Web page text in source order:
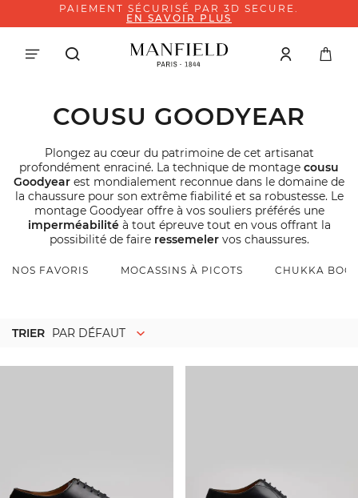
PAIEMENT SÉCURISÉ PAR 3D SECURE.
EN SAVOIR PLUS
COUSU GOODYEAR
Plongez au cœur du patrimoine de cet artisanat
profondément enraciné. La technique de montage cousu
Goodyear est mondialement reconnue dans le domaine de
la chaussure pour son extrême fiabilité et sa robustesse. Le
montage Goodyear offre à vos souliers préférés une
imperméabilité à tout épreuve tout en vous offrant la
possibilité de faire ressemeler vos chaussures.
NOS FAVORIS MOCASSINS À PICOTS CHUKKA
TRIER PAR DÉFAUT